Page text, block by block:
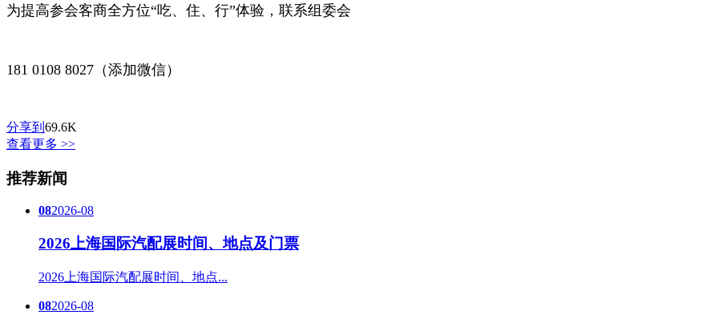
为提高参会客商全方位“吃、住、行”体验，联系组委会
181 0108 8027（添加微信）
分享到 69.6K
查看更多 >>
推荐新闻
082026-08
2026上海国际汽配展时间、地点及门票
2026上海国际汽配展时间、地点...
082026-08